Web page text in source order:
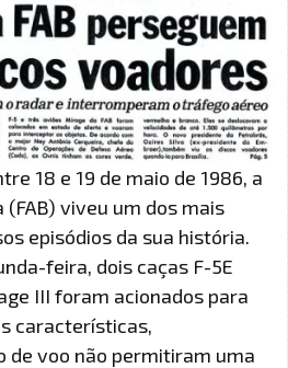
18 e 19 de maio de 1986, a
viveu um dos mais
episódios da sua história.
feira, dois caças F-5E
III foram acionados para
características,
de voo não permitiram uma